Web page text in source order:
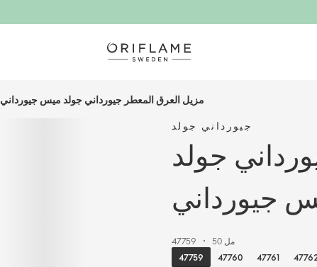
مزيل العرق المعطر جيورداني جولد ميس جيورداني
جيورداني جولد
جولد
جيورداني
47759
50 مل
47759
47760 47761